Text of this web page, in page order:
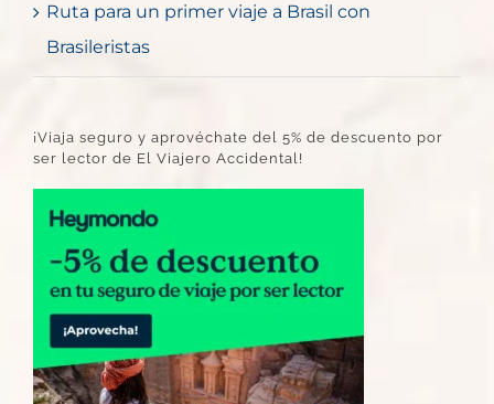
Ruta para un primer viaje a Brasil con
Brasileristas
¡Viaja seguro y aprovéchate del 5% de descuento por
ser lector de El Viajero Accidental!